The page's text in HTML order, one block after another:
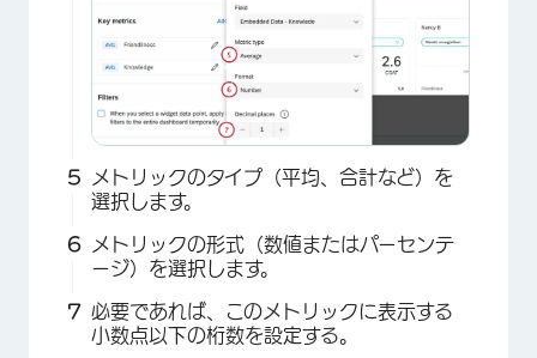
メトリックのタイプ（平均、合計など）を
選択します。
メトリックの形式（数値またはパーセンテ
ージ）を選択します。
必要であれば、このメトリックに表示する
小数点以下の桁数を設定する。